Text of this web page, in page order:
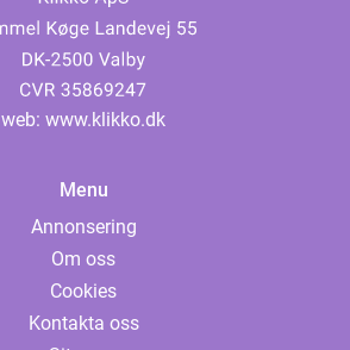
web: www.klikko.dk
Menu
Annonsering
Om oss
Cookies
Kontakta oss